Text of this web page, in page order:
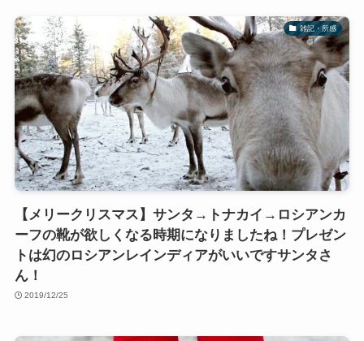
雑記・所感
【メリークリスマス】サンタ→トナカイ→ロシアンカ
ーフの靴が欲しくなる時期になりましたね！プレゼン
トは幻のロシアンレインディアがいいですサンタさ
ん！
2019/12/25